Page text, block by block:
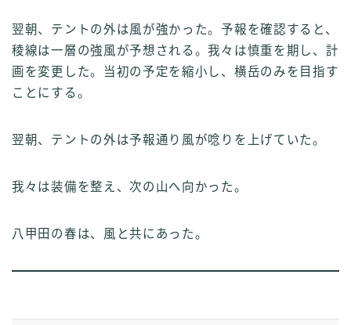
翌朝、テントの外は風が強かった。予報を確認すると、
稜線は一層の強風が予想される。我々は慎重を期し、計
画を変更した。当初の予定を縮小し、横岳のみを目指す
ことにする。
翌朝、テントの外は予報通り風が唸りを上げていた。
我々は装備を整え、次の山へ向かった。
八甲田の春は、風と共にあった。